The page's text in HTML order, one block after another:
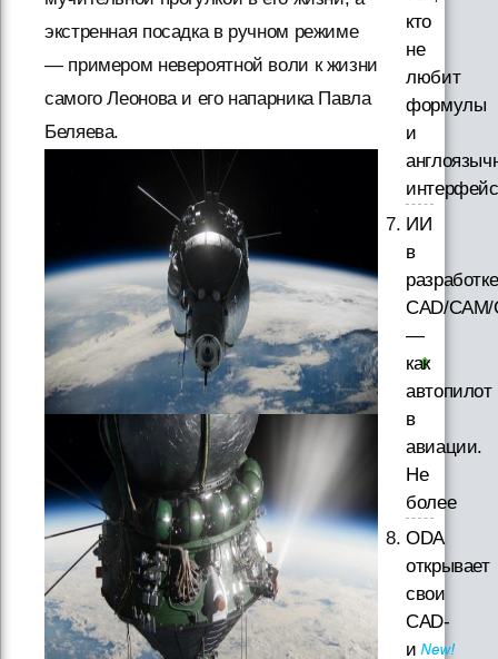
экстренная посадка в ручном режиме
— примером невероятной воли к жизни
самого Леонова и его напарника Павла
Беляева.
кто
не
любит
формулы
и
ИИ
в
разработке
CAD/
—
как
автопилот
в
авиации.
Не
более
ODA
открывает
свои
CAD-
и